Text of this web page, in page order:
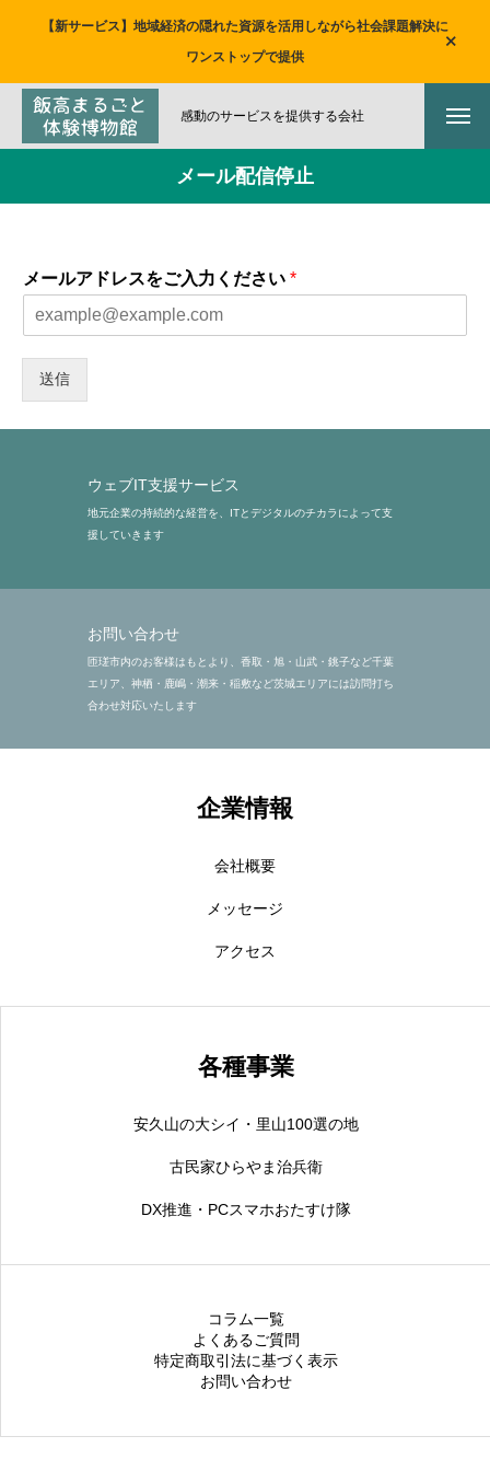
【新サービス】地域経済の隠れた資源を活用しながら社会課題解決に
ワンストップで提供
感動のサービスを提供する会社
メール配信停止
メールアドレスをご入力ください *
送信
ウェブIT支援サービス
地元企業の持続的な経営を、ITとデジタルのチカラによって支
援していきます
お問い合わせ
匝瑳市内のお客様はもとより、香取・旭・山武・銚子など千葉
エリア、神栖・鹿嶋・潮来・稲敷など茨城エリアには訪問打ち
合わせ対応いたします
企業情報
会社概要
メッセージ
アクセス
各種事業
安久山の大シイ・里山100選の地
古民家ひらやま治兵衛
DX推進・PCスマホおたすけ隊
コラム一覧
よくあるご質問
特定商取引法に基づく表示
お問い合わせ